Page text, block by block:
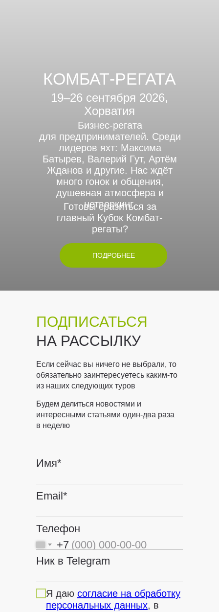
КОМБАТ-РЕГАТА
19–26 сентября 2026,
Хорватия
Бизнес-регата
для предпринимателей. Среди
лидеров яхт: Максима
Батырев, Валерий Гут, Артём
Жданов и другие. Нас ждёт
много гонок и общения,
душевная атмосфера и
нетворкинг.
Готовы сразиться за
главный Кубок Комбат-
регаты?
ПОДРОБНЕЕ
ПОДПИСАТЬСЯ
НА РАССЫЛКУ
Если сейчас вы ничего не выбрали, то
обязательно заинтересуетесь каким-то
из наших следующих туров
Имя*
Email*
Телефон
+7
Ник в Telegram
Я даю согласие на обработку
персональных данных, в
Будем делиться новостями и
интересными статьями один-два раза
в неделю